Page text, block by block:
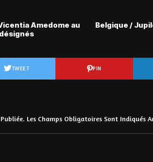
Amedome au
Belgique /
TWEET PIN
Les Champs Obligatoires Sont Indiqués